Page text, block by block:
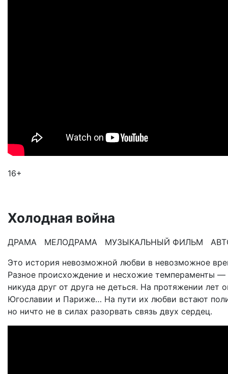
16+
Холодная война
ДРАМА МЕЛОДРАМА МУЗЫКАЛЬНЫЙ ФИЛЬМ
Это история невозможной любви в невозможное
Разное происхождение и несхожие темпераменты
никуда друг от друга не деться. На протяжении
Югославии и Париже… На пути их любви встают
но ничто не в силах разорвать связь двух сердец.